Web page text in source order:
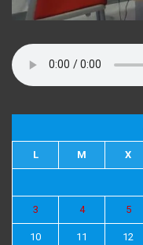
L M X
3 4 5
10 11 12